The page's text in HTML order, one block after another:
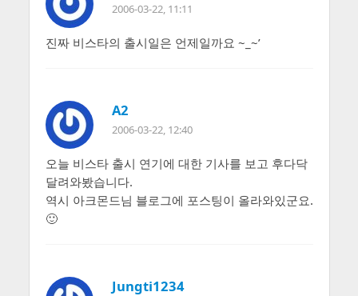
2006-03-22, 11:11
진짜 비스타의 출시일은 언제일까요 ~_~’
A2
2006-03-22, 12:40
오늘 비스타 출시 연기에 대한 기사를 보고 후다닥
달려와봤습니다.
역시 아크몬드님 블로그에 포스팅이 올라와있군요.
🙂
Jungti1234